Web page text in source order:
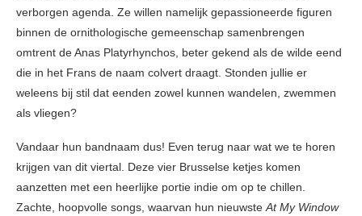
verborgen agenda. Ze willen namelijk gepassioneerde figuren
binnen de ornithologische gemeenschap samenbrengen
omtrent de Anas Platyrhynchos, beter gekend als de wilde eend
die in het Frans de naam colvert draagt. Stonden jullie er
weleens bij stil dat eenden zowel kunnen wandelen, zwemmen
als vliegen?
Vandaar hun bandnaam dus! Even terug naar wat we te horen
krijgen van dit viertal. Deze vier Brusselse ketjes komen
aanzetten met een heerlijke portie indie om op te chillen.
Zachte, hoopvolle songs, waarvan hun nieuwsteAt My Window